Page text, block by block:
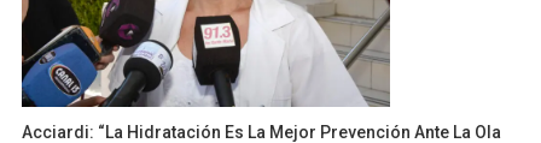
Acciardi: “La Hidratación Es La Mejor Prevención Ante La Ola